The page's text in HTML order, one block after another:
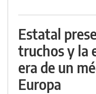
Estatal
truchos y la
era de un
Europa